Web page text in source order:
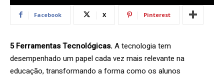
Facebook X Pinterest
5 Ferramentas Tecnológicas. A tecnologia tem
desempenhado um papel cada vez mais relevante na
educação, transformando a forma como os alunos